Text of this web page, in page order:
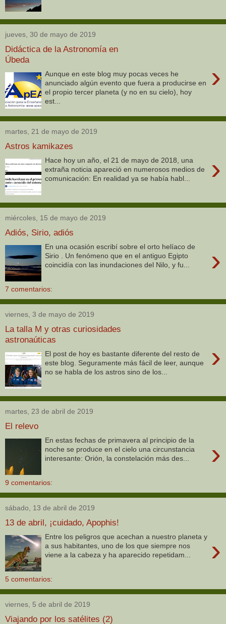
jueves, 30 de mayo de 2019
Didáctica de la Astronomía en
Úbeda
›
Aunque en este blog muy pocas veces he
anunciado algún evento que fuera a producirse en
el propio tercer planeta (y no en su cielo), hoy
est...
martes, 21 de mayo de 2019
Astros kamikazes
›
Hace hoy un año, el 21 de mayo de 2018, una
extraña noticia apareció en numerosos medios de
comunicación: En realidad ya se había habl...
miércoles, 15 de mayo de 2019
Adiós, Sirio, adiós
›
En una ocasión escribí sobre el orto helíaco de
Sirio . Un fenómeno que en el antiguo Egipto
coincidía con las inundaciones del Nilo, y fu...
7 comentarios:
viernes, 3 de mayo de 2019
La talla M y otras curiosidades
astronaúticas
›
El post de hoy es bastante diferente del resto de
este blog. Seguramente más fácil de leer, aunque
no se habla de los astros sino de los...
martes, 23 de abril de 2019
El relevo
›
En estas fechas de primavera al principio de la
noche se produce en el cielo una circunstancia
interesante: Orión, la constelación más des...
9 comentarios:
sábado, 13 de abril de 2019
13 de abril, ¡cuidado, Apophis!
›
Entre los peligros que acechan a nuestro planeta y
a sus habitantes, uno de los que siempre nos
viene a la cabeza y ha aparecido repetidam...
5 comentarios:
viernes, 5 de abril de 2019
Viajando por los satélites (2)